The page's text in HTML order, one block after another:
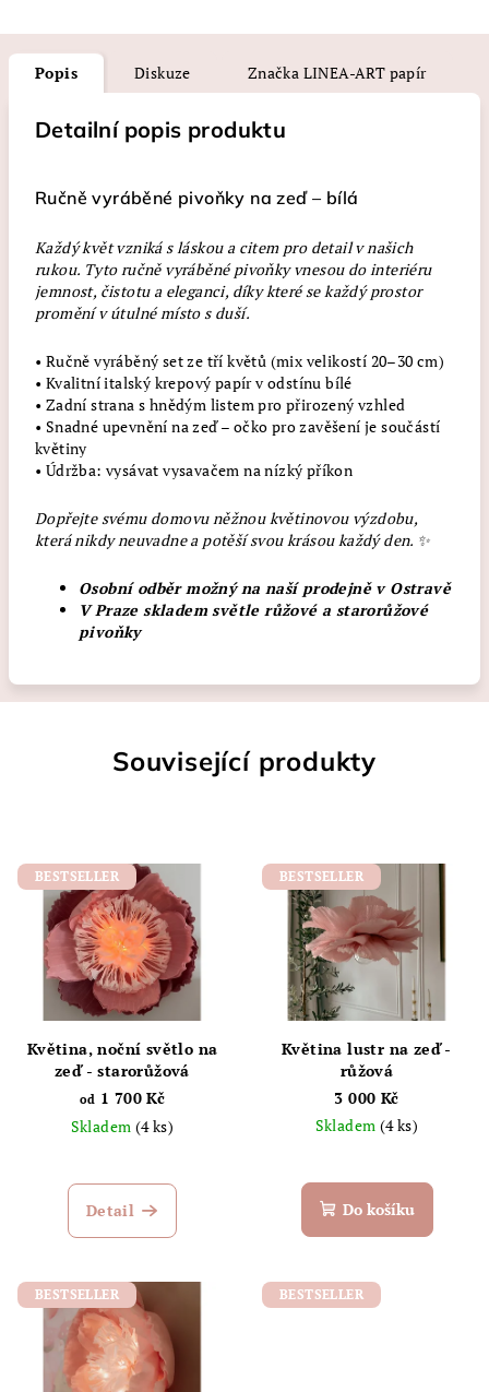
Popis Diskuze Značka LINEA-ART papír
Detailní popis produktu
Ručně vyráběné pivoňky na zeď – bílá
Každý květ vzniká s láskou a citem pro detail v našich
rukou. Tyto ručně vyráběné pivoňky vnesou do interiéru
jemnost, čistotu a eleganci, díky které se každý prostor
promění v útulné místo s duší.
• Ručně vyráběný set ze tří květů (mix velikostí 20–30 cm)
• Kvalitní italský krepový papír v odstínu bílé
• Zadní strana s hnědým listem pro přirozený vzhled
• Snadné upevnění na zeď – očko pro zavěšení je součástí
květiny
• Údržba: vysávat vysavačem na nízký příkon
Dopřejte svému domovu něžnou květinovou výzdobu,
která nikdy neuvadne a potěší svou krásou každý den. ✨
Osobní odběr možný na naší prodejně v Ostravě
V Praze skladem světle růžové a starorůžové
pivoňky
Související produkty
BESTSELLER
Květina, noční světlo na
zeď - starorůžová
od 1 700 Kč
Skladem (4 ks)
Detail
BESTSELLER
Květina lustr na zeď -
růžová
3 000 Kč
Skladem (4 ks)
Do košíku
BESTSELLER BESTSELLER